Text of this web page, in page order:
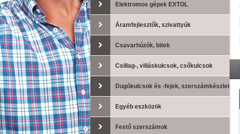
Elektromos gépek EXTOL
Áramfejlesztők, szivattyúk
Csavarhúzók, bitek
Csillag-, villáskulcsok, csőkulcsok
Dugókulcsok és -fejek, szerszámkészlet
Egyéb eszközök
Festő szerszámok